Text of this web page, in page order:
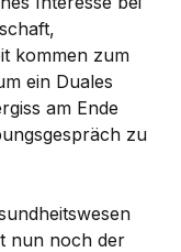
kommen zum
ein Duales
am Ende
zu
nun noch der